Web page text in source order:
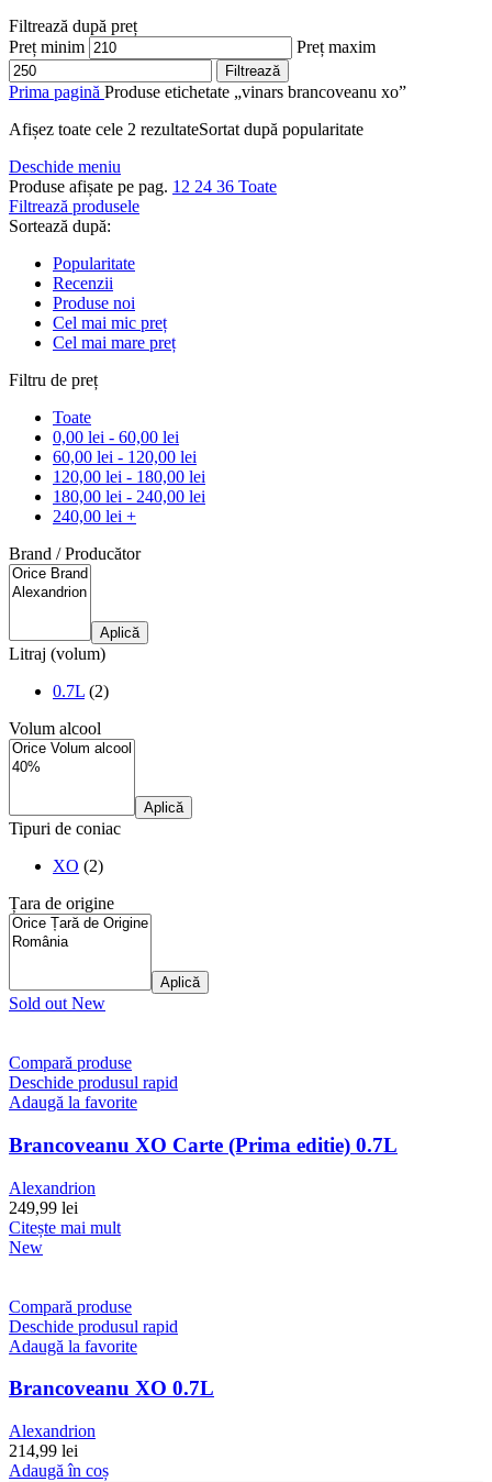
Filtrează după preț
Preț minim
Preț maxim
Filtrează
Prima pagină Produse etichetate „vinars brancoveanu xo”
Afișez toate cele 2 rezultateSortat după popularitate
Deschide meniu
Produse afișate pe pag. 12 24 36 Toate
Filtrează produsele
Sortează după:
Popularitate
Recenzii
Produse noi
Cel mai mic preț
Cel mai mare preț
Filtru de preț
Toate
0,00 lei - 60,00 lei
60,00 lei - 120,00 lei
120,00 lei - 180,00 lei
180,00 lei - 240,00 lei
240,00 lei +
Brand / Producător
Aplică
Litraj (volum)
0.7L (2)
Volum alcool
Aplică
Tipuri de coniac
XO (2)
Țara de origine
Aplică
Sold out New
Compară produse
Deschide produsul rapid
Adaugă la favorite
Brancoveanu XO Carte (Prima editie) 0.7L
Alexandrion
249,99 lei
Citește mai mult
New
Compară produse
Deschide produsul rapid
Adaugă la favorite
Brancoveanu XO 0.7L
Alexandrion
214,99 lei
Adaugă în coș